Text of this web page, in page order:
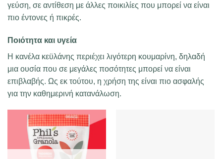
γεύση, σε αντίθεση με άλλες ποικιλίες που μπορεί να είναι
πιο έντονες ή πικρές.
Ποιότητα και υγεία
Η κανέλα κεϋλάνης περιέχει λιγότερη κουμαρίνη, δηλαδή
μια ουσία που σε μεγάλες ποσότητες μπορεί να είναι
επιβλαβής. Ως εκ τούτου, η χρήση της είναι πιο ασφαλής
για την καθημερινή κατανάλωση.